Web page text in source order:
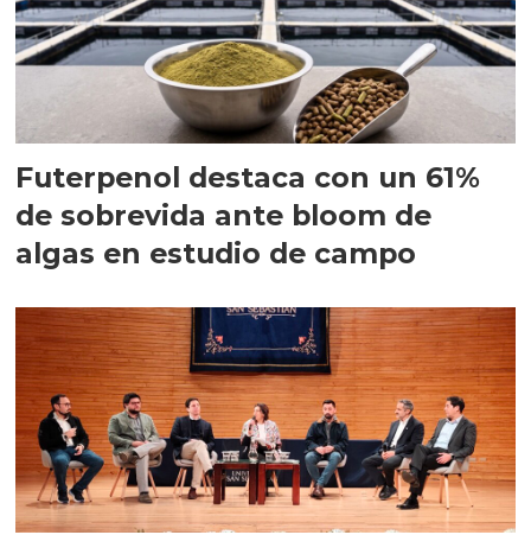
Futerpenol destaca con un 61%
de sobrevida ante bloom de
algas en estudio de campo